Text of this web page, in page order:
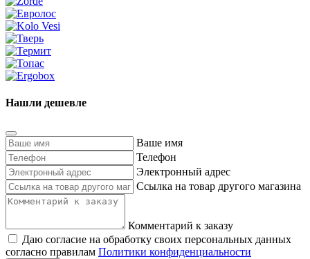
Нашли дешевле
Ваше имя
Телефон
Электронный адрес
Ссылка на товар другого магазина
Комментарий к заказу
Даю согласие на обработку своих персональных данных
согласно правилам Политики конфиденциальности